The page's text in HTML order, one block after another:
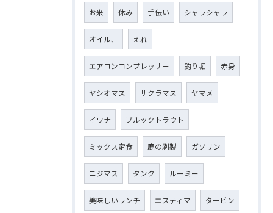
お米 休み 手伝い シャラシャラ
オイル、 えれ
エアコンコンプレッサー 釣り堀 赤身
ヤシオマス サクラマス ヤマメ
イワナ ブルックトラウト
ミックス定食 鹿の剥製 ガソリン
ニジマス タンク ルーミー
美味しいランチ エスティマ タービン